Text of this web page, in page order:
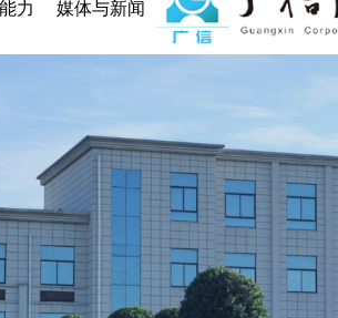
力 媒体与新闻